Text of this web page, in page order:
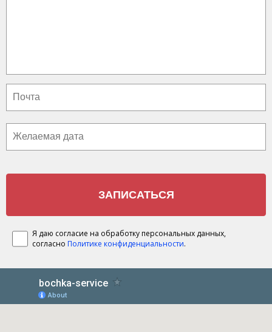
Я даю согласие на обработку персональных данных,
согласно Политике конфиденциальности.